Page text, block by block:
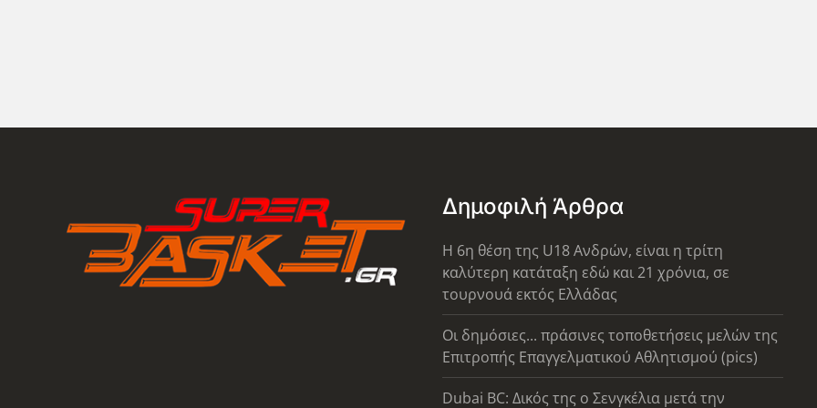
Δημοφιλή Άρθρα
Η 6η θέση της U18 Ανδρών, είναι η τρίτη
καλύτερη κατάταξη εδώ και 21 χρόνια, σε
τουρνουά εκτός Ελλάδας
Οι δημόσιες... πράσινες τοποθετήσεις μελών της
Επιτροπής Επαγγελματικού Αθλητισμού (pics)
Dubai BC: Δικός της ο Σενγκέλια μετά την